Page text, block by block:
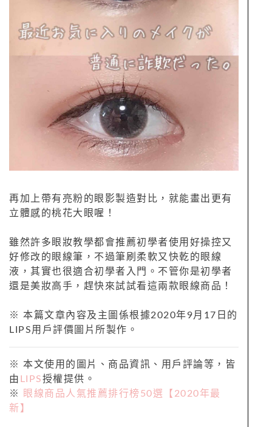
再加上帶有亮粉的眼影製造對比，就能畫出更有
立體感的桃花大眼喔！
雖然許多眼妝教學都會推薦初學者使用好操控又
好修改的眼線筆，不過筆刷柔軟又快乾的眼線
液，其實也很適合初學者入門。不管你是初學者
還是美妝高手，趕快來試試看這兩款眼線商品！
※ 本篇文章內容及主圖係根據2020年9月17日的
LIPS用戶評價圖片所製作。
※ 本文使用的圖片、商品資訊、用戶評論等，皆
由
LIPS授權提供。
※
眼線商品人氣推薦排行榜50選【2020年最
新】